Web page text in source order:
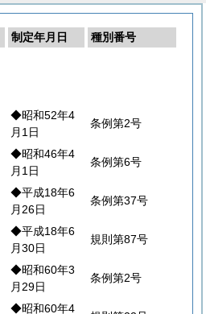
制定年月日
種別番号
◆昭和52年4
月1日
条例第2号
◆昭和46年4
月1日
条例第6号
◆平成18年6
月26日
条例第37号
◆平成18年6
月30日
規則第87号
◆昭和60年3
月29日
条例第2号
◆昭和60年4